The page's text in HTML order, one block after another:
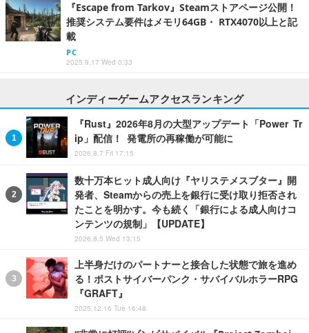
『Escape from Tarkov』Steamストアページ公開！
推奨システム要件はメモリ64GB・ RTX4070以上と記
載
PC
2025.9.17 Wed 0:33
インディーゲームアクセスランキング
『Rust』2026年8月の大型アップデート「Power Tr
ip」配信！ 発電所の再稼働が可能に
2026.8.7 Fri 17:15
数十万本ヒット成人向け『ヤリステメスブター』開
発者、Steamからの売上を銀行に受け取り拒否され
たことを明かす。今も続く「銀行による成人向けコ
ンテンツの規制」【UPDATE】
2026.8.5 Wed 13:15
上半身だけのパートナーと接合した状態で旅を進め
る！ポストサイバーパンク・サバイバルホラーRPG
『GRAFT』
2025.12.16 Tue 16:48